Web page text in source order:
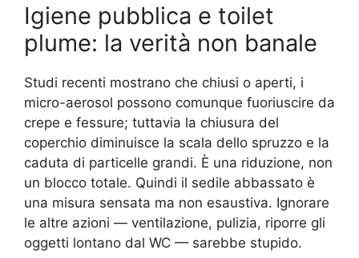
Igiene pubblica e toilet
plume: la verità non banale
Studi recenti mostrano che chiusi o aperti, i
micro-aerosol possono comunque fuoriuscire da
crepe e fessure; tuttavia la chiusura del
coperchio diminuisce la scala dello spruzzo e la
caduta di particelle grandi. È una riduzione, non
un blocco totale. Quindi il sedile abbassato è
una misura sensata ma non esaustiva. Ignorare
le altre azioni — ventilazione, pulizia, riporre gli
oggetti lontano dal WC — sarebbe stupido.